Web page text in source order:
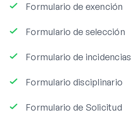
Formulario de exención
Formulario de selección
Formulario de incidencias
Formulario disciplinario
Formulario de Solicitud